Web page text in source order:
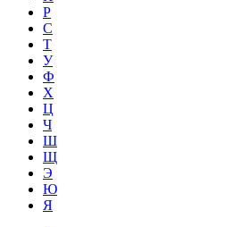
Р
С
Т
У
Ф
Х
Ц
Ч
Ш
Щ
Э
Ю
Я